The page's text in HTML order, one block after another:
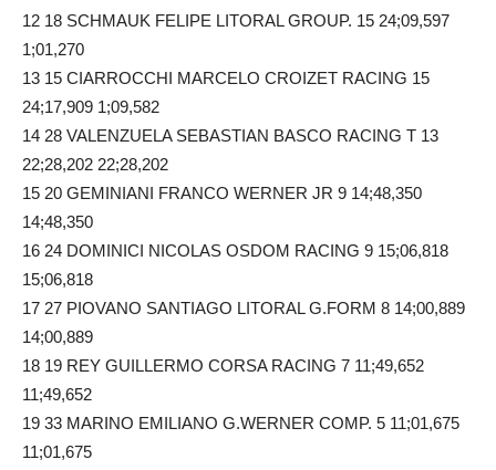
12 18 SCHMAUK FELIPE LITORAL GROUP. 15 24;09,597
1;01,270
13 15 CIARROCCHI MARCELO CROIZET RACING 15
24;17,909 1;09,582
14 28 VALENZUELA SEBASTIAN BASCO RACING T 13
22;28,202 22;28,202
15 20 GEMINIANI FRANCO WERNER JR 9 14;48,350
14;48,350
16 24 DOMINICI NICOLAS OSDOM RACING 9 15;06,818
15;06,818
17 27 PIOVANO SANTIAGO LITORAL G.FORM 8 14;00,889
14;00,889
18 19 REY GUILLERMO CORSA RACING 7 11;49,652
11;49,652
19 33 MARINO EMILIANO G.WERNER COMP. 5 11;01,675
11;01,675